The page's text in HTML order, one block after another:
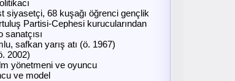
68 kuşağı öğrenci gençlik
Partisi-Cephesi kurucularından
safkan yarış atı (ö. 1967)
2002)
yönetmeni ve oyuncu
ve model